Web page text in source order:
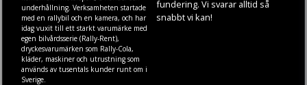
underhållning. Verksamheten startade
med en rallybil och en kamera, och har
idag vuxit till ett starkt varumärke med
egen bilvårdsserie (Rally-Rent),
dryckesvarumärken som Rally-Cola,
kläder, maskineroch utrustning som
används av tusentals kunder runt om i
Sverige.
fundering. Vi svarar alltid så
snabbt vi kan!